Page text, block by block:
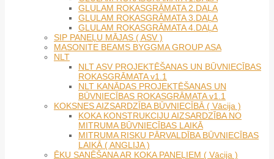
GLULAM ROKASGRĀMATA 2.DAĻA
GLULAM ROKASGRĀMATA 3.DAĻA
GLULAM ROKASGRĀMATA 4.DAĻA
SIP PANEĻU MĀJAS ( ASV )
MASONITE BEAMS BYGGMA GROUP ASA
NLT
NLT ASV PROJEKTĒŠANAS UN BŪVNIECĪBAS
ROKASGRĀMATA v1.1
NLT KANĀDAS PROJEKTĒŠANAS UN
BŪVNIECĪBAS ROKASGRĀMATA v1.1
KOKSNES AIZSARDZĪBA BŪVNIECĪBĀ ( Vācija )
KOKA KONSTRUKCIJU AIZSARDZĪBA NO
MITRUMA BŪVNIECĪBAS LAIKĀ
MITRUMA RISKU PĀRVALDĪBA BŪVNIECĪBAS
LAIKĀ ( ANGLIJA )
ĒKU SANĒŠANA AR KOKA PANEĻIEM ( Vācija )